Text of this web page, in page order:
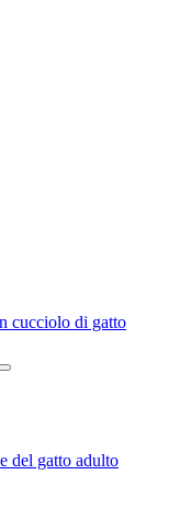
cucciolo di gatto
del gatto adulto